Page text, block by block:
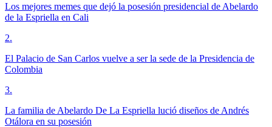
Los mejores memes que dejó la posesión presidencial de Abelardo
de la Espriella en Cali
2.
El Palacio de San Carlos vuelve a ser la sede de la Presidencia de
Colombia
3.
La familia de Abelardo De La Espriella lució diseños de Andrés
Otálora en su posesión